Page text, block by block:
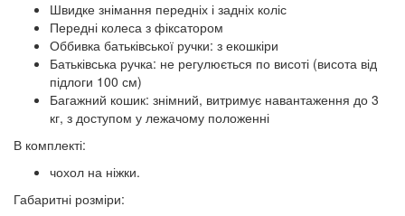
Швидке знімання передніх і задніх коліс
Передні колеса з фіксатором
Оббивка батьківської ручки: з екошкіри
Батьківська ручка: не регулюється по висоті (висота від
підлоги 100 см)
Багажний кошик: знімний, витримує навантаження до 3
кг, з доступом у лежачому положенні
В комплекті:
чохол на ніжки.
Габаритні розміри: